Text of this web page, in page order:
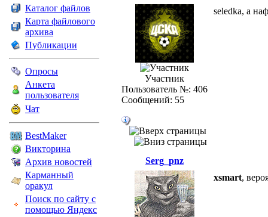
Каталог файлов
Карта файлового
архива
Публикации
Опросы
Анкета
пользователя
Чат
BestMaker
Викторина
Архив новостей
Карманный
оракул
Поиск по сайту с
помощью Яндекс
Участник
Пользователь №: 406
Сообщений: 55
seledka, а
Serg_pnz
xsmart,